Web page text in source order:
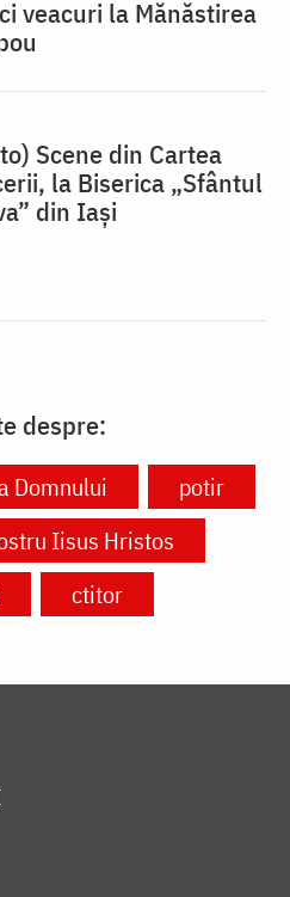
veacuri la Mănăstirea
Scene din Cartea
la Biserica „Sfântul
din Iași
despre:
Domnului
potir
Iisus Hristos
ctitor